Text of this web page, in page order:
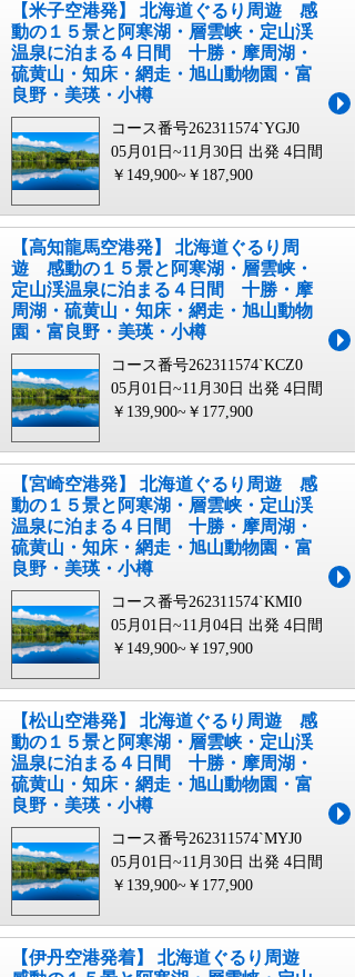
【米子空港発】 北海道ぐるり周遊 感
動の１５景と阿寒湖・層雲峡・定山渓
温泉に泊まる４日間 十勝・摩周湖・
硫黄山・知床・網走・旭山動物園・富
良野・美瑛・小樽
コース番号262311574`YGJ0
05月01日~11月30日 出発 4日間
￥149,900~￥187,900
【高知龍馬空港発】 北海道ぐるり周
遊 感動の１５景と阿寒湖・層雲峡・
定山渓温泉に泊まる４日間 十勝・摩
周湖・硫黄山・知床・網走・旭山動物
園・富良野・美瑛・小樽
コース番号262311574`KCZ0
05月01日~11月30日 出発 4日間
￥139,900~￥177,900
【宮崎空港発】 北海道ぐるり周遊 感
動の１５景と阿寒湖・層雲峡・定山渓
温泉に泊まる４日間 十勝・摩周湖・
硫黄山・知床・網走・旭山動物園・富
良野・美瑛・小樽
コース番号262311574`KMI0
05月01日~11月04日 出発 4日間
￥149,900~￥197,900
【松山空港発】 北海道ぐるり周遊 感
動の１５景と阿寒湖・層雲峡・定山渓
温泉に泊まる４日間 十勝・摩周湖・
硫黄山・知床・網走・旭山動物園・富
良野・美瑛・小樽
コース番号262311574`MYJ0
05月01日~11月30日 出発 4日間
￥139,900~￥177,900
【伊丹空港発着】 北海道ぐるり周遊